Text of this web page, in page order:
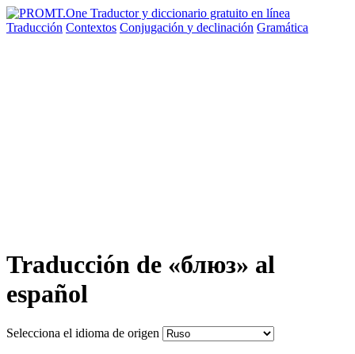
Traducción Contextos Conjugación y declinación Gramática
Traducción de «блюз» al
español
Selecciona el idioma de origen